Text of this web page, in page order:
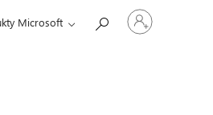
Microsoft
Zaloguj
się
do